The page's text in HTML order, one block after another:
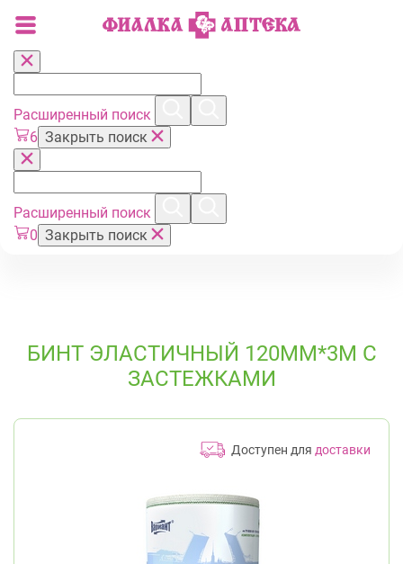
Расширенный поиск
6 Закрыть поиск
Расширенный поиск
0 Закрыть поиск
БИНТ ЭЛАСТИЧНЫЙ 120ММ*3М С
ЗАСТЕЖКАМИ
Доступен для доставки